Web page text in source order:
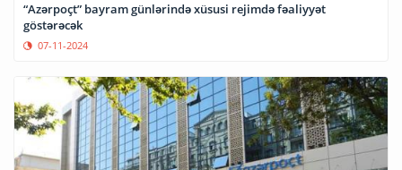
“Azərpoçt” bayram günlərində xüsusi rejimdə fəaliyyət
göstərəcək
07-11-2024